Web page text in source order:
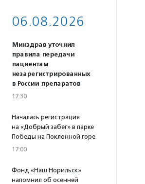
06.08.2026
Минздрав уточнил
правила передачи
пациентам
незарегистрированных
в России препаратов
17:30
Началась регистрация
на «Добрый забег» в парке
Победы на Поклонной горе
17:00
Фонд «Наш Норильск»
напомнил об осенней